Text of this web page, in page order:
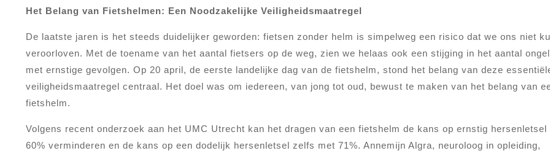
Het Belang van Fietshelmen: Een Noodzakelijke Veiligheidsmaatregel
De laatste jaren is het steeds duidelijker geworden: fietsen zonder helm is simpelweg een risico dat we ons niet
veroorloven. Met de toename van het aantal fietsers op de weg, zien we helaas ook een stijging in het aantal
met ernstige gevolgen. Op 20 april, de eerste landelijke dag van de fietshelm, stond het belang van deze
veiligheidsmaatregel centraal. Het doel was om iedereen, van jong tot oud, bewust te maken van het belang van
fietshelm.
Volgens recent onderzoek aan het UMC Utrecht kan het dragen van een fietshelm de kans op ernstig hersenletsel
60% verminderen en de kans op een dodelijk hersenletsel zelfs met 71%. Annemijn Algra, neuroloog in opleiding,